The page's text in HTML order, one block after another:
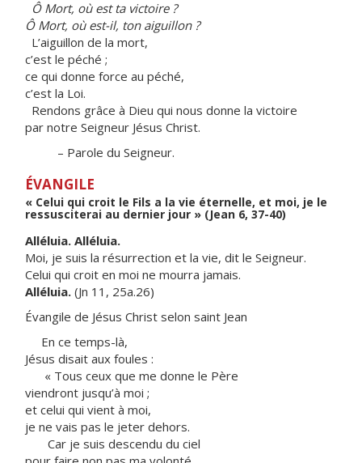
Ô Mort, où est ta victoire ?
Ô Mort, où est-il, ton aiguillon ?
L’aiguillon de la mort,
c’est le péché ;
ce qui donne force au péché,
c’est la Loi.
Rendons grâce à Dieu qui nous donne la victoire
par notre Seigneur Jésus Christ.
– Parole du Seigneur.
ÉVANGILE
« Celui qui croit le Fils a la vie éternelle, et moi, je le
ressusciterai au dernier jour » (Jean 6, 37-40)
Alléluia. Alléluia.
Moi, je suis la résurrection et la vie, dit le Seigneur.
Celui qui croit en moi ne mourra jamais.
Alléluia. (Jn 11, 25a.26)
Évangile de Jésus Christ selon saint Jean
En ce temps-là,
Jésus disait aux foules :
« Tous ceux que me donne le Père
viendront jusqu’à moi ;
et celui qui vient à moi,
je ne vais pas le jeter dehors.
Car je suis descendu du ciel